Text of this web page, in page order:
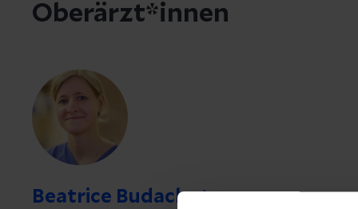
Oberärzt*innen
Beatrice Budack